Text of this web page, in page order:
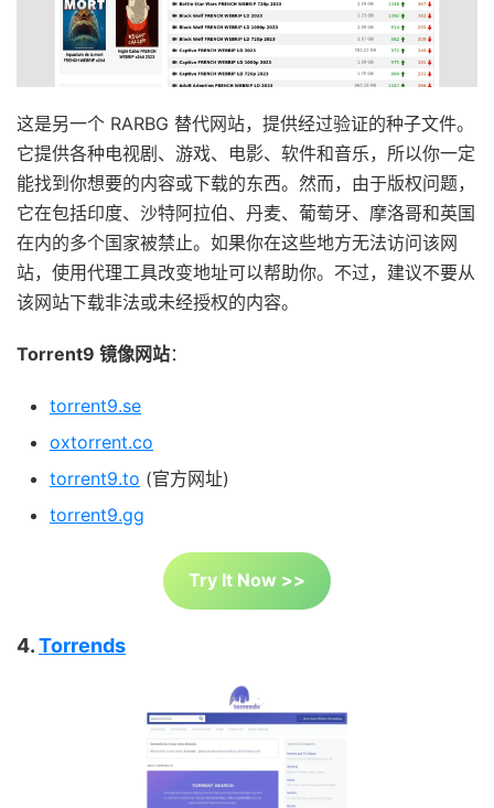
这是另一个 RARBG 替代网站，提供经过验证的种子文件。
它提供各种电视剧、游戏、电影、软件和音乐，所以你一定
能找到你想要的内容或下载的东西。然而，由于版权问题，
它在包括印度、沙特阿拉伯、丹麦、葡萄牙、摩洛哥和英国
在内的多个国家被禁止。如果你在这些地方无法访问该网
站，使用代理工具改变地址可以帮助你。不过，建议不要从
该网站下载非法或未经授权的内容。
Torrent9 镜像网站：
torrent9.se
oxtorrent.co
torrent9.to (官方网址)
torrent9.gg
Try It Now >>
4.Torrends